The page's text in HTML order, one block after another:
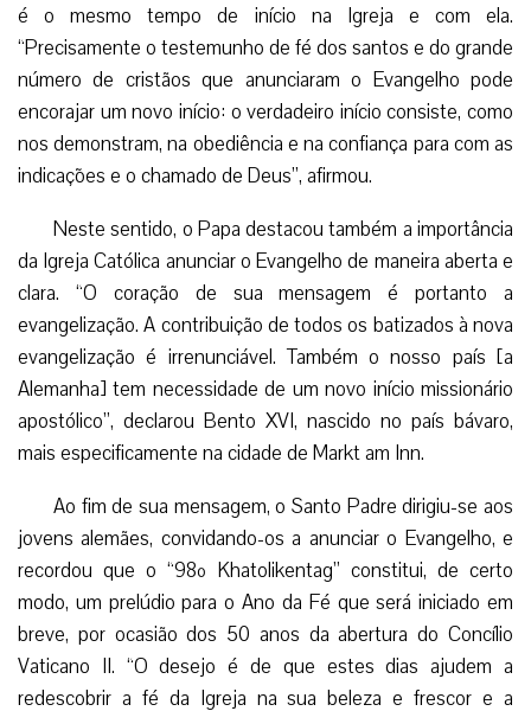
é o mesmo tempo de início na Igreja e com ela.
“Precisamente o testemunho de fé dos santos e do grande
número de cristãos que anunciaram o Evangelho pode
encorajar um novo início: o verdadeiro início consiste, como
nos demonstram, na obediência e na confiança para com as
indicações e o chamado de Deus”, afirmou.
Neste sentido, o Papa destacou também a importância
da Igreja Católica anunciar o Evangelho de maneira aberta e
clara. “O coração de sua mensagem é portanto a
evangelização. A contribuição de todos os batizados à nova
evangelização é irrenunciável. Também o nosso país [a
Alemanha] tem necessidade de um novo início missionário
apostólico”, declarou Bento XVI, nascido no país bávaro,
mais especificamente na cidade de Markt am Inn.
Ao fim de sua mensagem, o Santo Padre dirigiu-se aos
jovens alemães, convidando-os a anunciar o Evangelho, e
recordou que o “98º Khatolikentag” constitui, de certo
modo, um prelúdio para o Ano da Fé que será iniciado em
breve, por ocasião dos 50 anos da abertura do Concílio
Vaticano II. “O desejo é de que estes dias ajudem a
redescobrir a fé da Igreja na sua beleza e frescor e a